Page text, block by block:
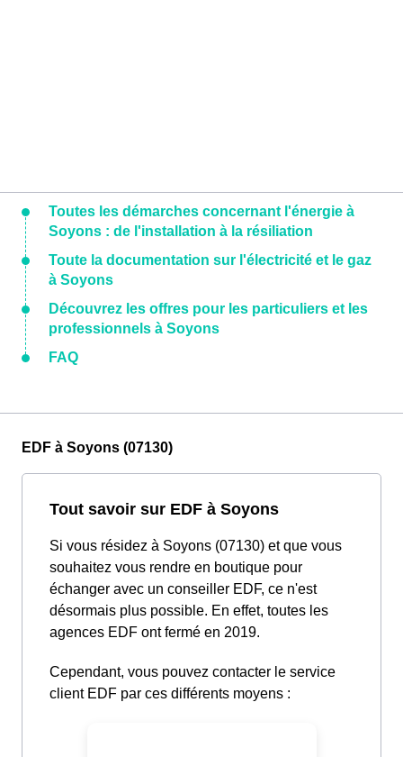
Toutes les démarches concernant l'énergie à
Soyons : de l'installation à la résiliation
Toute la documentation sur l'électricité et le gaz
à Soyons
Découvrez les offres pour les particuliers et les
professionnels à Soyons
FAQ
EDF à Soyons (07130)
Tout savoir sur EDF à Soyons
Si vous résidez à Soyons (07130) et que vous
souhaitez vous rendre en boutique pour
échanger avec un conseiller EDF, ce n'est
désormais plus possible. En effet, toutes les
agences EDF ont fermé en 2019.
Cependant, vous pouvez contacter le service
client EDF par ces différents moyens :